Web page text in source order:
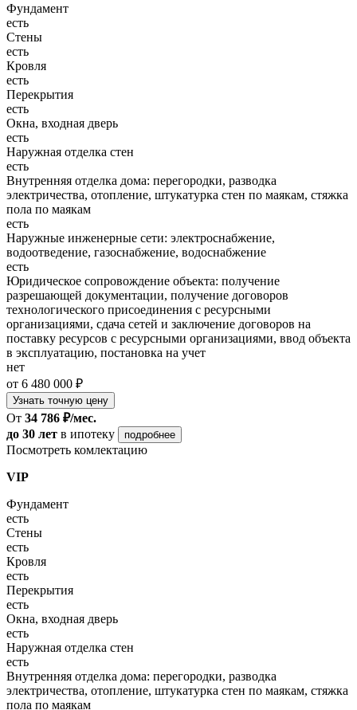
Фундамент
есть
Стены
есть
Кровля
есть
Перекрытия
есть
Окна, входная дверь
есть
Наружная отделка стен
есть
Внутренняя отделка дома: перегородки, разводка
электричества, отопление, штукатурка стен по маякам, стяжка
пола по маякам
есть
Наружные инженерные сети: электроснабжение,
водоотведение, газоснабжение, водоснабжение
есть
Юридическое сопровождение объекта: получение
разрешающей документации, получение договоров
технологического присоединения с ресурсными
организациями, сдача сетей и заключение договоров на
поставку ресурсов с ресурсными организациями, ввод объекта
в эксплуатацию, постановка на учет
нет
от 6 480 000 ₽
Узнать точную цену
От 34 786 ₽/мес.
до 30 лет в ипотеку подробнее
Посмотреть комлектацию
VIP
Фундамент
есть
Стены
есть
Кровля
есть
Перекрытия
есть
Окна, входная дверь
есть
Наружная отделка стен
есть
Внутренняя отделка дома: перегородки, разводка
электричества, отопление, штукатурка стен по маякам, стяжка
пола по маякам